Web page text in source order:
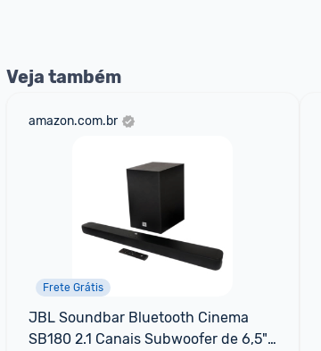
Veja também
amazon.com.br
Frete Grátis
JBL Soundbar Bluetooth Cinema
SB180 2.1 Canais Subwoofer de 6,5"